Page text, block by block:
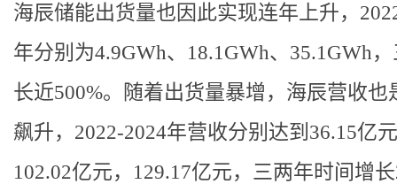
海辰储能出货量也因此实现连年上升，
年分别为4.9GWh、18.1GWh、35.1GWh
长近500%。随着出货量暴增，海辰营收也
飙升，2022-2024年营收分别达到36.15亿
102.02亿元，129.17亿元，三两年时间增